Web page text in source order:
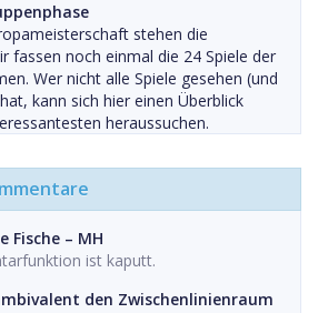
stehen die
fassen noch einmal die 24 Spiele der
Wer nicht alle Spiele gesehen (und
kann sich hier einen Überblick
heraussuchen.
Fische – MH
ist kaputt.
den Zwischenlinienraum